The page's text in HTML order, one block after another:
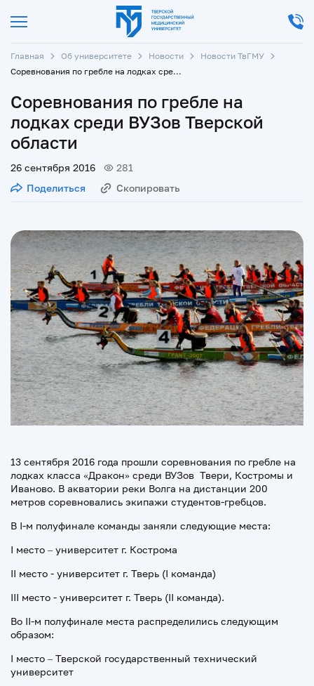
Главная Об университете Новости
Новости ТвГМУ
Соревнования по гребле на лодках среди ВУЗов Тверской области
Соревнования по гребле на
лодках среди ВУЗов Тверской
области
26 сентября 2016
281
Поделиться
Скопировать
13 сентября 2016 года прошли соревнования по гребле на
лодках класса «Дракон» среди ВУЗов Твери, Костромы и
Иваново. В акватории реки Волга на дистанции 200
метров соревновались экипажи студентов-гребцов.
В I-м полуфинале команды заняли следующие места:
I место – университет г. Кострома
II место - университет г. Тверь (I команда)
III место - университет г. Тверь (II команда).
Во II-м полуфинале места распределились следующим
образом:
I место – Тверской государственный технический
университет